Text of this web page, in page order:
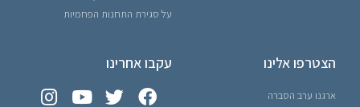
על סגירת התחנות הפחמיות
הצטרפו אלינו
ארגנו ערב הסברה
עקבו אחרינו